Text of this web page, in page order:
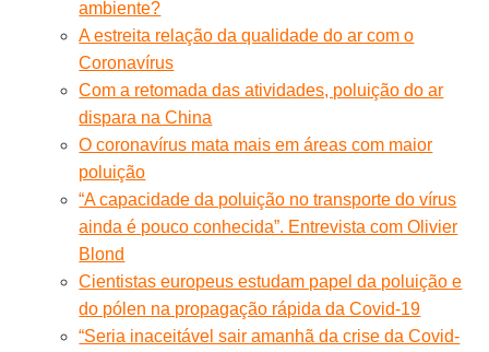
ambiente?
A estreita relação da qualidade do ar com o
Coronavírus
Com a retomada das atividades, poluição do ar
dispara na China
O coronavírus mata mais em áreas com maior
poluição
“A capacidade da poluição no transporte do vírus
ainda é pouco conhecida”. Entrevista com Olivier
Blond
Cientistas europeus estudam papel da poluição e
do pólen na propagação rápida da Covid-19
“Seria inaceitável sair amanhã da crise da Covid-